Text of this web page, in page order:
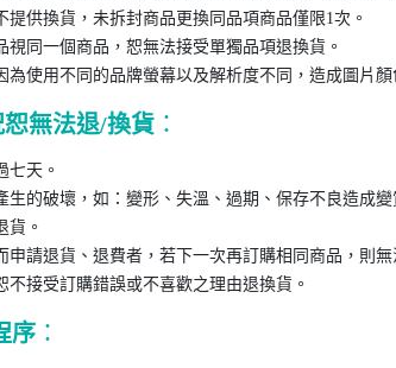
提供換貨，未拆封商品更換同品項商品僅限1次。
視同一個商品，恕無法接受單獨品項退換貨。
為使用不同的品牌螢幕以及解析度不同，造成圖片
無法退/換貨 ：
七天。
生的破壞，如：變形、失溫、過期、保存不良造成變
貨。
申請退貨、退費者，若下一次再訂購相同商品，則無
不接受訂購錯誤或不喜歡之理由退換貨。
序 ：